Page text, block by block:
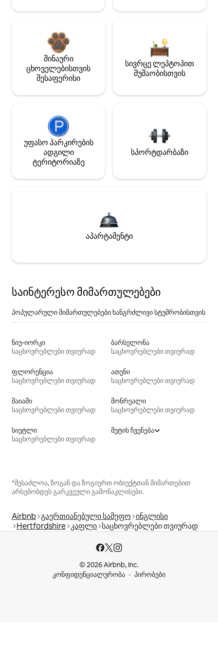
შინაური
ცხოველებისთვის
შესაფერისი
სივრცე ლეპტოპით
მუშაობისთვის
უფასო პარკირების
ადგილი
ტერიტორიაზე
სპორტდარბაზი
აპარტამენტი
საინტერესო მიმართულებები
პოპულარული მიმართულებები ხანგრძლივი სტუმრობისთვის
ნიუ-იორკი
საცხოვრებლები თვიურად
ბარსელონა
საცხოვრებლები თვიურად
ფლორენცია
საცხოვრებლები თვიურად
ათენი
საცხოვრებლები თვიურად
მაიამი
საცხოვრებლები თვიურად
მონრეალი
საცხოვრებლები თვიურად
სიეტლი
საცხოვრებლები თვიურად
მეტის ჩვენება
*შესაძლოა, ზოგან და ზოგიერთ ობიექტთან მიმართებით
არსებობდეს გარკვეული გამონაკლისები.
Airbnb გაერთიანებული სამეფო ინგლისი
Hertfordshire კაფლი საცხოვრებლები თვიურად
© 2026 Airbnb, Inc.
კონფიდენციალურობა
პირობები